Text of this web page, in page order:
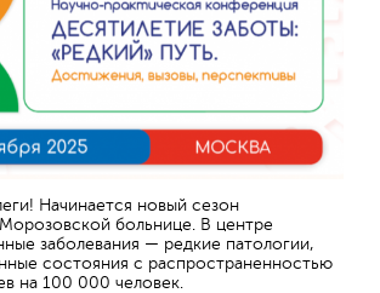
Начинается новый сезон
больнице. В центре
заболевания — редкие патологии,
состояния с распространенностью
на 100 000 человек.